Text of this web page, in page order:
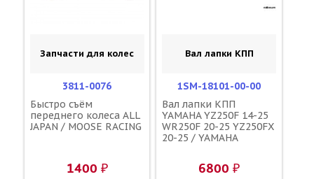
Запчасти для колес
3811-0076
Быстро съём
переднего колеса ALL
JAPAN / MOOSE RACING
1400 ₽
Вал лапки КПП
1SM-18101-00-00
Вал лапки КПП
YAMAHA YZ250F 14-25
WR250F 20-25 YZ250FX
20-25 / YAMAHA
6800 ₽